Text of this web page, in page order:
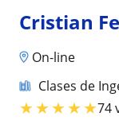
Cristian
On-line
Clases de
★★★★★74